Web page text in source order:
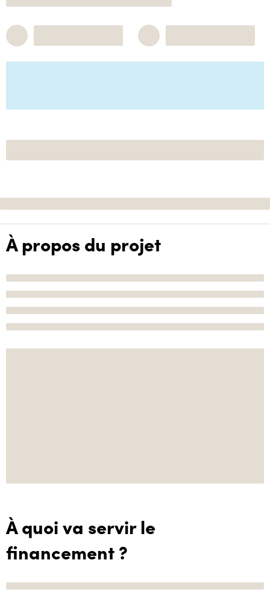
À propos du projet
À quoi va servir le
financement ?